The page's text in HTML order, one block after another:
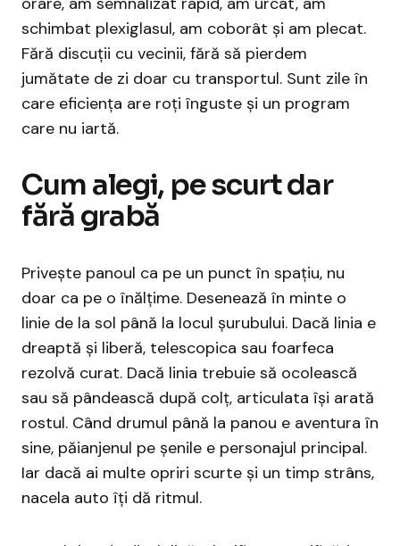
schimbat plexiglasul, am coborât și am plecat.
Fără discuții cu vecinii, fără să pierdem
jumătate de zi doar cu transportul. Sunt zile în
care eficiența are roți înguste și un program
care nu iartă.
Cum alegi, pe scurt dar
fără grabă
Privește panoul ca pe un punct în spațiu, nu
doar ca pe o înălțime. Desenează în minte o
linie de la sol până la locul șurubului. Dacă linia e
dreaptă și liberă, telescopica sau foarfeca
rezolvă curat. Dacă linia trebuie să ocolească
sau să pândească după colț, articulata își arată
rostul. Când drumul până la panou e aventura în
sine, păianjenul pe șenile e personajul principal.
Iar dacă ai multe opriri scurte și un timp strâns,
nacela auto îți dă ritmul.